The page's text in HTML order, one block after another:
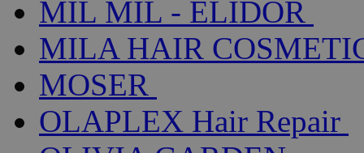
MIL MIL - ELIDOR
MILA HAIR
MOSER
OLAPLEX Hair Repair